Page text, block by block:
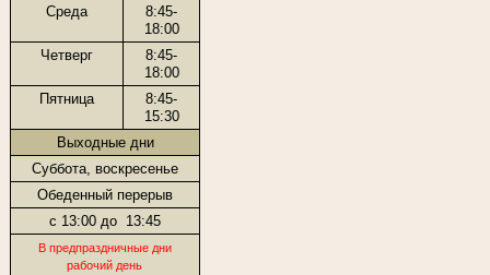
Среда
8:45-
18:00
Четверг
8:45-
18:00
Пятница
8:45-
15:30
Выходные дни
Суббота, воскресенье
Обеденный перерыв
с 13:00 до 13:45
В предпраздничные дни
рабочий день